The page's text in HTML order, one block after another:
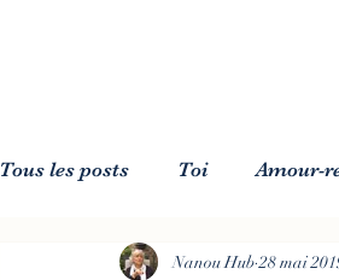
Tous les posts Toi Amour-
Traverser une crise
Nanou Hub 28 mai